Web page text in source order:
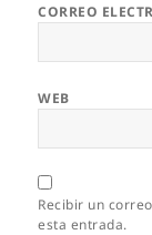
CORREO
WEB
Recibir un
esta entrada.